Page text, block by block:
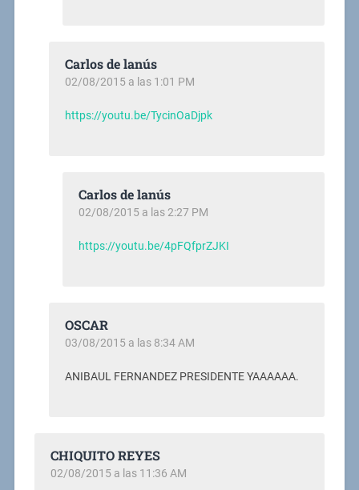
Carlos de lanús
02/08/2015 a las 1:01 PM
https://youtu.be/TycinOaDjpk
Carlos de lanús
02/08/2015 a las 2:27 PM
https://youtu.be/4pFQfprZJKI
OSCAR
03/08/2015 a las 8:34 AM
ANIBAUL FERNANDEZ PRESIDENTE YAAAAAA.
CHIQUITO REYES
02/08/2015 a las 11:36 AM